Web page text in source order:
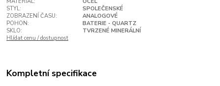
STYL:
SPOLEČENSKÉ
ZOBRAZENÍ ČASU:
ANALOGOVÉ
POHON:
BATERIE - QUARTZ
SKLO:
TVRZENÉ MINERÁLNÍ
Hlídat cenu / dostupnost
Kompletní specifikace